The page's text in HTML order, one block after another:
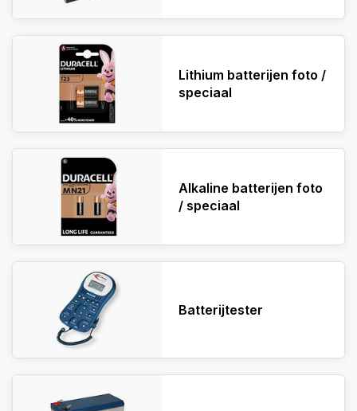
Lithium batterijen foto /
speciaal
Alkaline batterijen foto
/ speciaal
Batterijtester